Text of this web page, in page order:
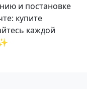
и постановке
: купите
каждой